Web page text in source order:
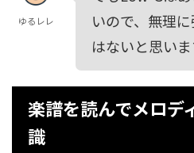
ゆるレレ
いので、無理
はないと思いま
楽譜を読んでメロデ
識